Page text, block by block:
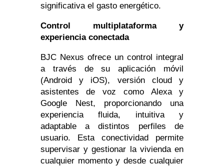
significativa el gasto energético.
Control multiplataforma y
experiencia conectada
BJC Nexus ofrece un control integral
a través de su aplicación móvil
(Android y iOS), versión cloud y
asistentes de voz como Alexa y
Google Nest, proporcionando una
experiencia fluida, intuitiva y
adaptable a distintos perfiles de
usuario. Esta conectividad permite
supervisar y gestionar la vivienda en
cualquier momento y desde cualquier